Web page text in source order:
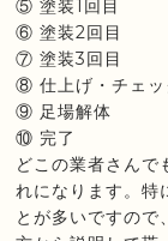
⑤ 塗装1回目
⑥ 塗装2回目
⑦ 塗装3回目
⑧ 仕上げ・チェッ
⑨ 足場解体
⑩ 完了
どこの業者さん
れになります。特
とが多いですので